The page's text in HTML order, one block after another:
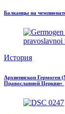
Балканцы на
История
Архиепископ Гермоген
Православной Церкви»